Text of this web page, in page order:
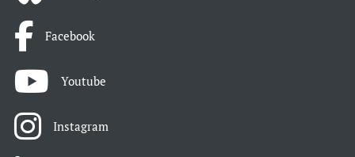
Facebook
Youtube
Instagram